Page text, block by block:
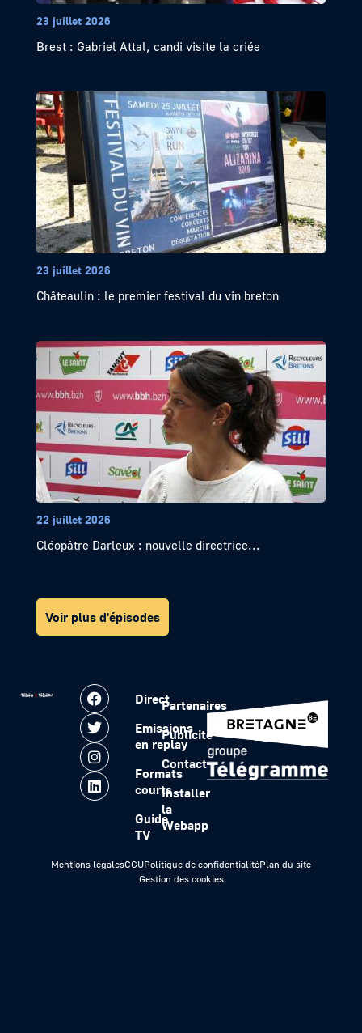
23 juillet 2026
Brest : Gabriel Attal, candi visite la criée
23 juillet 2026
Châteaulin : le premier festival du vin breton
22 juillet 2026
Cléopâtre Darleux : nouvelle directrice...
Voir plus d'épisodes
Direct
Emissions
en replay
Formats
courts
Guide
TV
Partenaires
Publicité
Contact
Installer
la
Webapp
Mentions légalesCGUPolitique de confidentialitéPlan du site
Gestion des cookies